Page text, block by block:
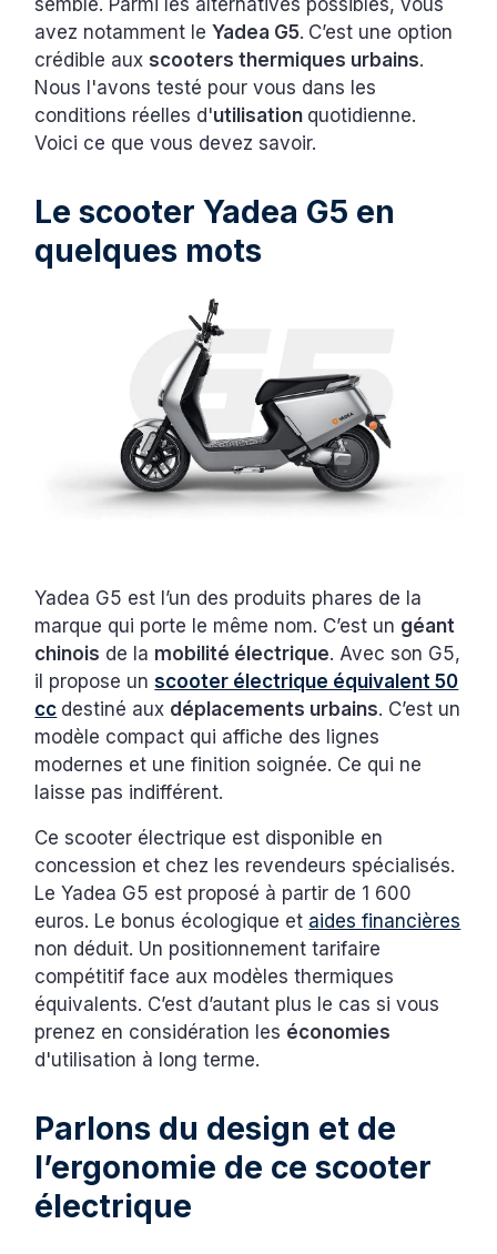
avez notamment leYadea G5. C’est une option
crédible auxscooters thermiques urbains.
Nous l'avons testé pour vous dans les
conditions réelles d'utilisation quotidienne.
Voici ce que vous devez savoir.
Le scooter Yadea G5 en
quelques mots
Yadea G5 est l’un des produits phares de la
marque qui porte le même nom. C’est un géant
chinois de la mobilité électrique. Avec son G5,
il propose unscooter électrique équivalent 50
cc destiné aux déplacements urbains. C’est un
modèle compact qui affiche des lignes
modernes et une finition soignée. Ce qui ne
laisse pas indifférent.
Ce scooter électrique est disponible en
concession et chez les revendeurs spécialisés.
Le Yadea G5 est proposé à partir de 1 600
euros. Le bonus écologique et aides financières
non déduit. Un positionnement tarifaire
compétitif face aux modèles thermiques
équivalents. C’est d’autant plus le cas si vous
prenez en considération les économies
d'utilisation à long terme.
Parlons du design et de
l’ergonomie de ce scooter
électrique